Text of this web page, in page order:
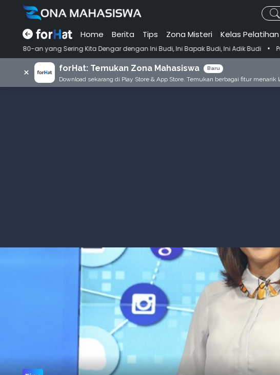
Home Berita Tips Zona Misteri Kelas Pelatihan
Kita Dengar dengan Ini Budi, Ini Bapak Budi, Ini Adik Budi • Punya Tujuan
× forHat: Temukan Zona Mahasiswa Baru
Download sekarang di Play Store & App Store. Temukan berbagai fitur